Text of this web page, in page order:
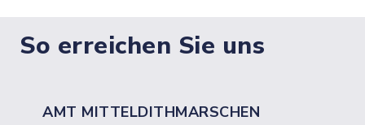
So erreichen Sie uns
AMT MITTELDITHMARSCHEN